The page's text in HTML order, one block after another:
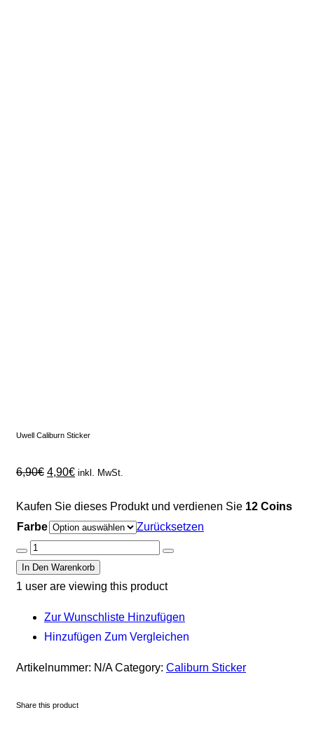
Uwell Caliburn Sticker
6,90€ 4,90€ inkl. MwSt.
Kaufen Sie dieses Produkt und verdienen Sie 12 Coins
Farbe
Zurücksetzen
In Den Warenkorb
1 user are viewing this product
Zur Wunschliste Hinzufügen
Hinzufügen Zum Vergleichen
Artikelnummer: N/A Category: Caliburn Sticker
Share this product